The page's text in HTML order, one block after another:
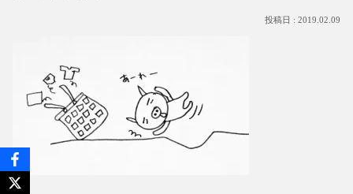
2019.02.09